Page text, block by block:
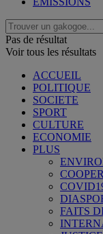
Pas de résultat
Voir tous les résultats
ACCUEIL
POLITIQUE
SOCIETE
SPORT
CULTURE
ECONOMIE
PLUS
FAITS